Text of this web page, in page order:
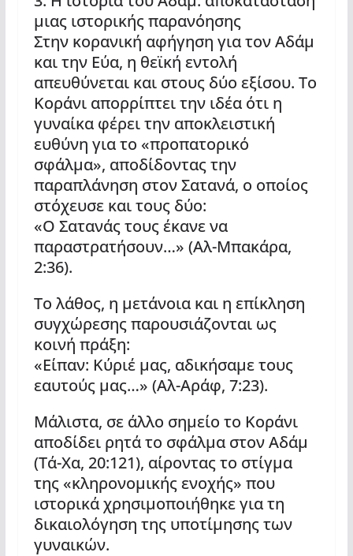
μιας ιστορικής παρανόησης
Στην κορανική αφήγηση για τον Αδάμ
και την Εύα, η θεϊκή εντολή
απευθύνεται και στους δύο εξίσου. Το
Κοράνι απορρίπτει την ιδέα ότι η
γυναίκα φέρει την αποκλειστική
ευθύνη για το «προπατορικό
σφάλμα», αποδίδοντας την
παραπλάνηση στον Σατανά, ο οποίος
στόχευσε και τους δύο:
«Ο Σατανάς τους έκανε να
παραστρατήσουν…» (Αλ-Μπακάρα,
2:36).
Το λάθος, η μετάνοια και η επίκληση
συγχώρεσης παρουσιάζονται ως
κοινή πράξη:
«Είπαν: Κύριέ μας, αδικήσαμε τους
εαυτούς μας…» (Αλ-Αράφ, 7:23).
Μάλιστα, σε άλλο σημείο το Κοράνι
αποδίδει ρητά το σφάλμα στον Αδάμ
(Τά-Χα, 20:121), αίροντας το στίγμα
της «κληρονομικής ενοχής» που
ιστορικά χρησιμοποιήθηκε για τη
δικαιολόγηση της υποτίμησης των
γυναικών.